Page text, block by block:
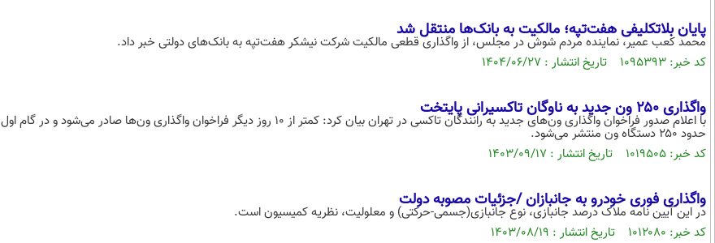
پایان بلاتکلیفی هفت‌تپه؛ مالکیت به بانک‌ها منتقل شد
محمد کعب عمیر، نماینده مردم شوش در مجلس، از واگذاری قطعی مالکیت شرکت نیشکر هفت‌تپه به بانک‌های دولتی خبر داد.
کد خبر: ۱۰۹۵۳۹۳ تاریخ انتشار : ۱۴۰۴/۰۶/۲۷
واگذاری ۲۵۰ ون جدید به ناوگان تاکسیرانی پایتخت
با اعلام صدور فراخوان واگذاری ون‌های جدید به رانندگان تاکسی در تهران بیان کرد: کمتر از ۱۰ روز دیگر فراخوان واگذاری ون‌ها صادر می‌شود و در گام اول
حدود ۲۵۰ دستگاه ون منتشر می‌شود.
کد خبر: ۱۰۱۹۵۰۵ تاریخ انتشار : ۱۴۰۳/۰۹/۱۷
واگذاری فوری خودرو به جانبازان /جزئیات مصوبه دولت
در این آیین نامه ملاک درصد جانبازی، نوع جانبازی(جسمی-حرکتی) و معلولیت، نظریه کمیسیون است.
کد خبر: ۱۰۱۲۰۸۰ تاریخ انتشار : ۱۴۰۳/۰۸/۱۹